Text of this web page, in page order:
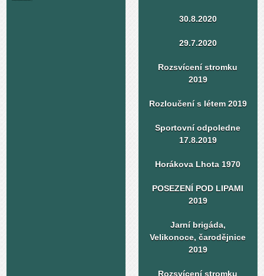
30.8.2020
29.7.2020
Rozsvícení stromku
2019
Rozloučení s létem 2019
Sportovní odpoledne
17.8.2019
Horákova Lhota 1970
POSEZENÍ POD LIPAMI
2019
Jarní brigáda,
Velikonoce, čarodějnice
2019
Rozsvícení stromku